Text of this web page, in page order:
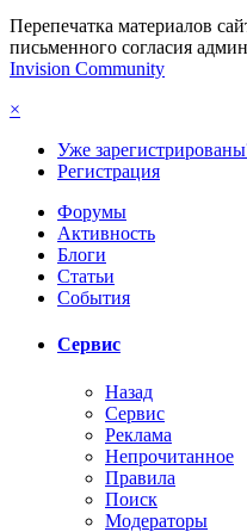
Перепечатка материалов
письменного согласия
Invision Community
×
Уже
Регистрация
Форумы
Активность
Блоги
Статьи
События
Сервис
Назад
Сервис
Реклама
Непрочитанное
Правила
Поиск
Модераторы